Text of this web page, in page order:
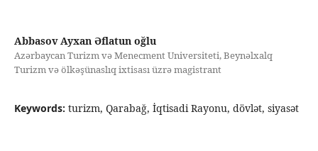
Abbasov Ayxan Əflatun oğlu
Azərbaycan Turizm və Menecment Universiteti, Beynəlxalq
Turizm və ölkəşünaslıq ixtisası üzrə magistrant
Keywords: turizm, Qarabağ, İqtisadi Rayonu, dövlət, siyasət